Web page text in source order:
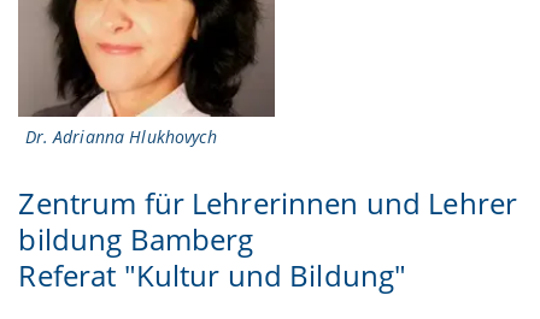
fis.uni-bamberg.de
Dr. Adrianna Hlukhovych
Zentrum für Lehrerinnen und Lehrer
bildung Bamberg
Referat "Kultur und Bildung"